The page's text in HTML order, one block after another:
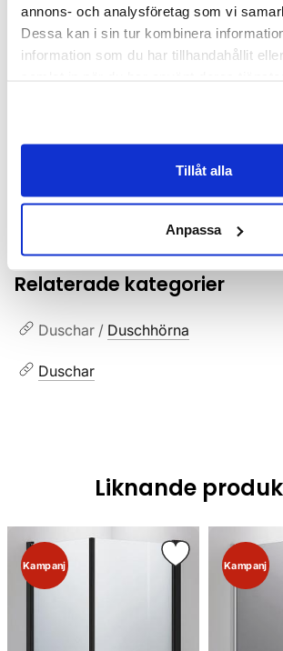
annons- och analysföretag som vi
Dessa kan i sin tur kombinera
information som du har tillhandahållit
Tillåt alla
Anpassa
Varumärke INR
INR_garantivillkor.pdf(77.97 KB
Relaterade kategorier
Duschar / Duschhörna
Duschar
Liknande
Kampanj Kampanj